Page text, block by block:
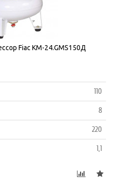
Fiac КМ-24.GMS150Д
110
8
220
1,1